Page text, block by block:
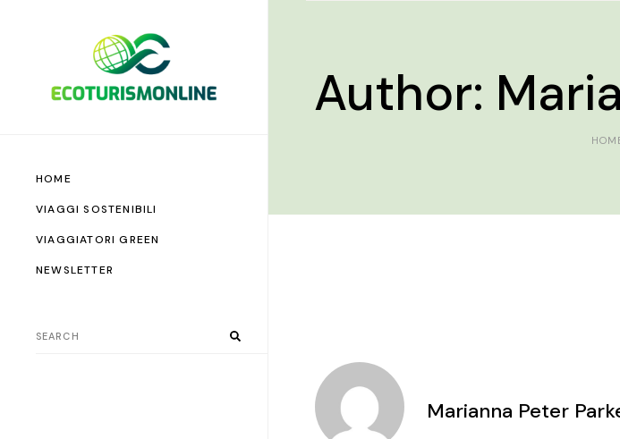
HOME
VIAGGI SOSTENIBILI
VIAGGIATORI GREEN
NEWSLETTER
Author:
Marianna Peter